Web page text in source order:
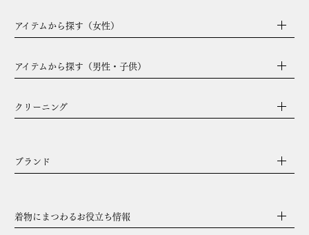
アイテムから探す（女性）
アイテムから探す（男性・子供）
クリーニング
ブランド
着物にまつわるお役立ち情報